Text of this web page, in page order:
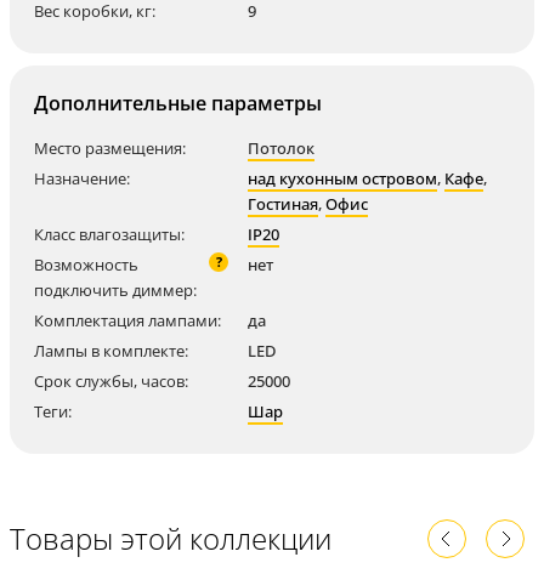
Вес коробки, кг:
9
Дополнительные параметры
Место размещения:
Потолок
Назначение:
над кухонным островом, Кафе,
Гостиная,Офис
Класс влагозащиты:
IP20
Возможность
подключить диммер:
? нет
Комплектация лампами:
да
Лампы в комплекте:
LED
Срок службы, часов:
25000
Теги:
Шар
Товары этой коллекции